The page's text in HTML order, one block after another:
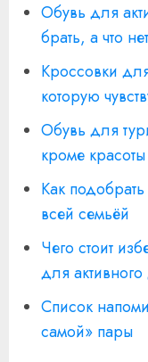
Обувь для
брать, а что нет
Кроссовки
которую
Обувь для
кроме красоты
Как
всей семьёй
Чего стоит
для активного
Список
самой» пары